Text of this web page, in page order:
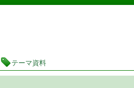
茨城県立図書館 蔵書検索・予約システム
テーマ資料